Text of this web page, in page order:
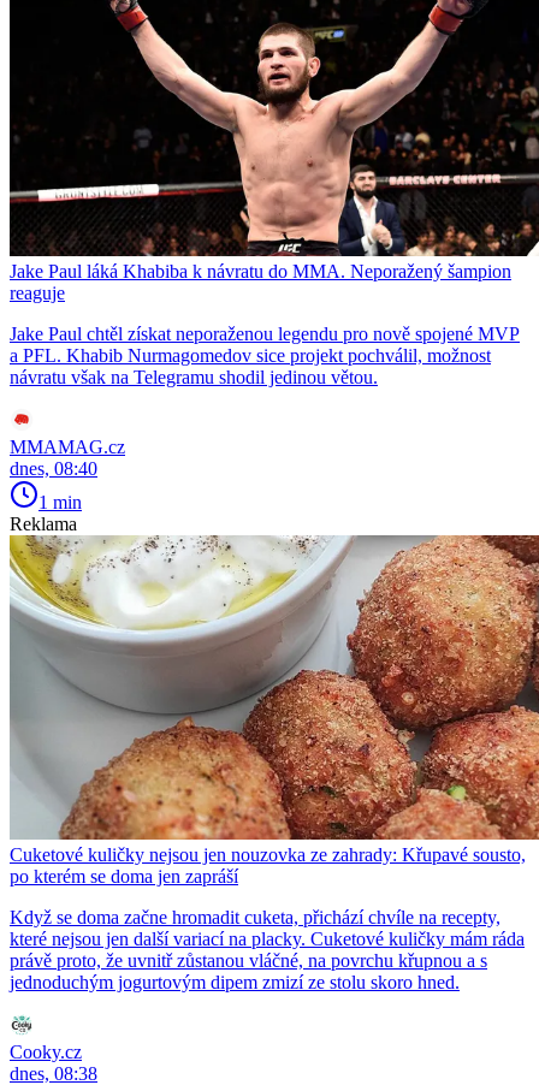
Jake Paul láká Khabiba k návratu do MMA. Neporažený šampion
reaguje
Jake Paul chtěl získat neporaženou legendu pro nově spojené MVP
a PFL. Khabib Nurmagomedov sice projekt pochválil, možnost
návratu však na Telegramu shodil jedinou větou.
MMAMAG.cz
dnes, 08:40
1 min
Reklama
Cuketové kuličky nejsou jen nouzovka ze zahrady: Křupavé sousto,
po kterém se doma jen zapráší
Když se doma začne hromadit cuketa, přichází chvíle na recepty,
které nejsou jen další variací na placky. Cuketové kuličky mám ráda
právě proto, že uvnitř zůstanou vláčné, na povrchu křupnou a s
jednoduchým jogurtovým dipem zmizí ze stolu skoro hned.
Cooky.cz
dnes, 08:38